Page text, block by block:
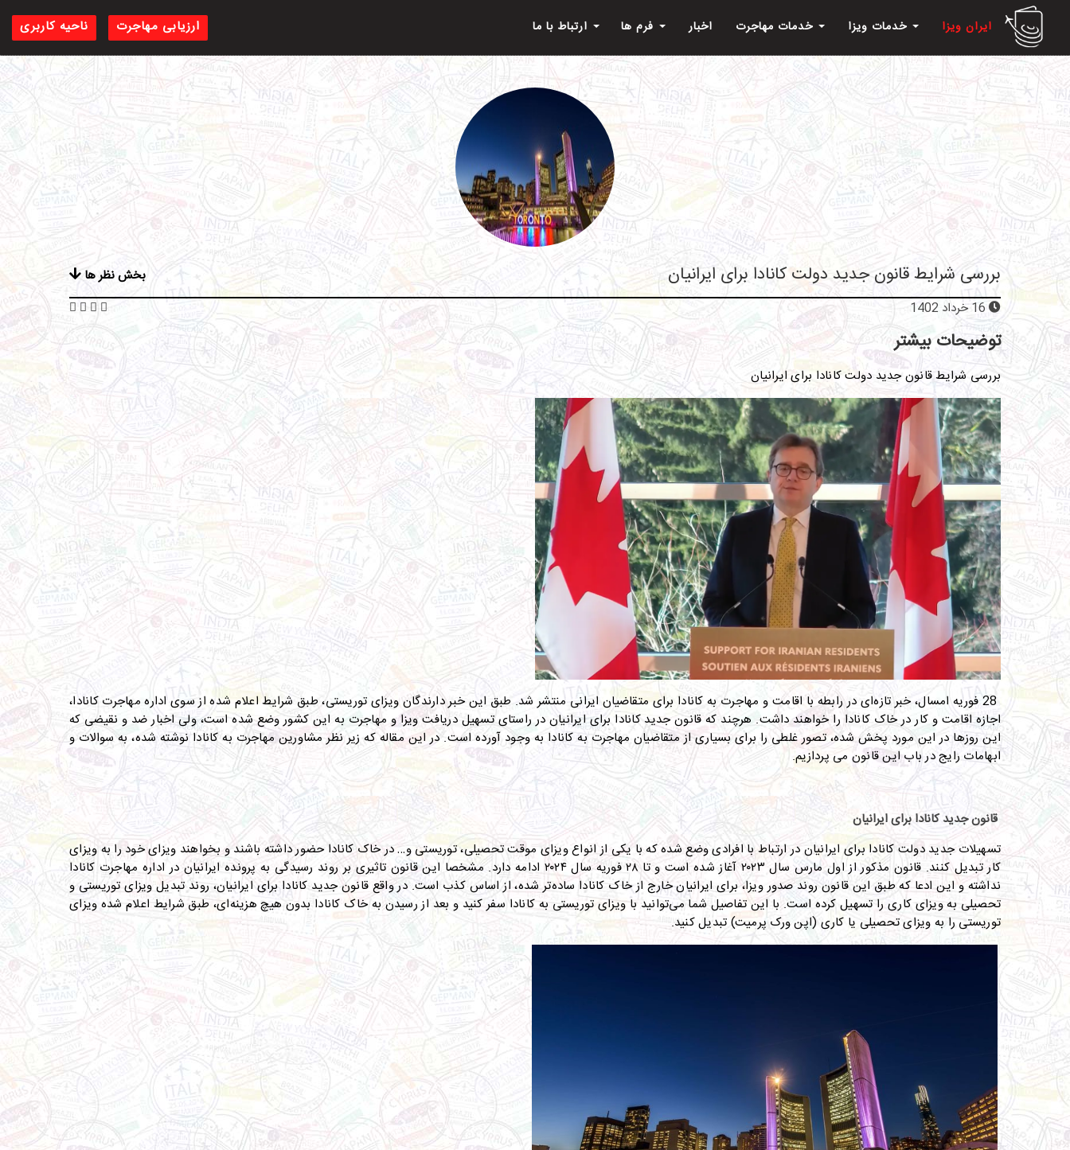
ناحیه کاربری ارزیابی مهاجرت ایران ویزا اخبار
بررسی شرایط قانون جدید دولت کانادا برای ایرانیان
بخش نظر ها
توضیحات بیشتر
بررسی شرایط قانون جدید دولت کانادا برای ایرانیان
فوریه امسال، خبر تازه‌ای در رابطه با اقامت و مهاجرت به کانادا برای متقاضیان ایرانی منتشر شد. طبق این خبر دارندگان ویزای توریستی، طبق شرایط اعلام شده از سوی اداره مهاجرت کانادا،
اجازه اقامت و کار در خاک کانادا را خواهند داشت. هرچند که قانون جدید کانادا برای ایرانیان در راستای تسهیل دریافت ویزا و مهاجرت به این کشور وضع شده است، ولی اخبار ضد و نقیضی که
این روزها در این مورد پخش شده، تصور غلطی را برای بسیاری از متقاضیان مهاجرت به کانادا به وجود آورده است.در این مقاله که زیر نظر مشاورین مهاجرت به کانادا نوشته شده، به سوالات و
ابهامات رایج در باب این قانون می پردازیم.
قانون جدید کانادا برای ایرانیان
تسهیلات جدید دولت کانادا برای ایرانیان در ارتباط با افرادی وضع شده که با یکی از انواع ویزای موقت تحصیلی، توریستی و…در خاک کانادا حضور داشته باشند و بخواهند ویزای خود را به ویزای
کار تبدیل کنند. قانون مذکور از اول مارس سال ۲۰۲۳ آغاز شده است و تا ۲۸ فوریه سال ۲۰۲۴ ادامه دارد .مشخصا این قانون تاثیری بر روند رسیدگی به پرونده ایرانیان در اداره مهاجرت کانادا
نداشته و این ادعا که طبق این قانون روند صدور ویزا، برای ایرانیان خارج از خاک کانادا ساده‌تر شده، از اساس کذب است.در واقع قانون جدید کانادا برای ایرانیان، روند تبدیل ویزای توریستی و
تحصیلی به ویزای کاری را تسهیل کرده است.با این تفاصیل شما می‌‌توانید با ویزای توریستی به کانادا سفر کنید و بعد از رسیدن به خاک کانادا بدون هیچ هزینه‌ای، طبق شرایط اعلام شده ویزای
توریستی را به ویزای تحصیلی یا کاری (اپن ورک پرمیت) تبدیل کنید.